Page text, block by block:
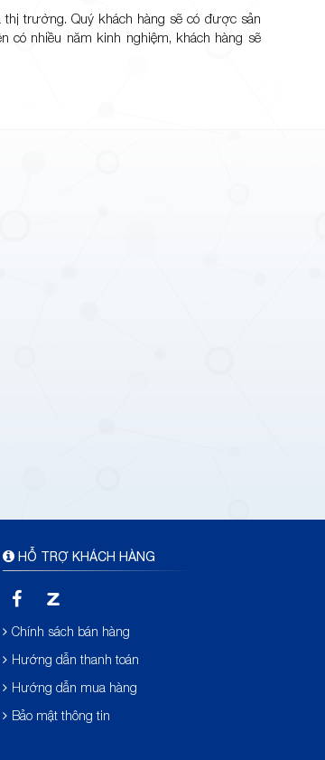
thị trường. Quý khách hàng sẽ có được sản
nhiều năm kinh nghiệm, khách hàng sẽ
HỖ TRỢ KHÁCH HÀNG
Chính sách bán hàng
Hướng dẫn thanh toán
Hướng dẫn mua hàng
Bảo mật thông tin